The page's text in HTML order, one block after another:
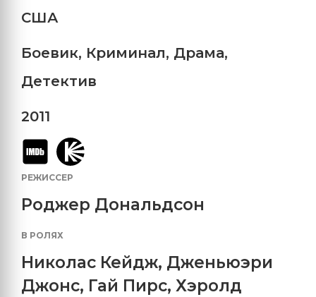
США
Боевик, Криминал, Драма,
Детектив
2011
РЕЖИССЕР
Роджер Дональдсон
В РОЛЯХ
Николас Кейдж, Дженьюэри
Джонс, Гай Пирс, Хэролд